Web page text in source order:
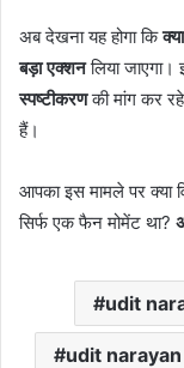
अब देखना यह होगा कि
बड़ा एक्शनलिया
स्पष्टीकरणकी मांग कर
हैं।
आपका इस मामले पर क्या
सिर्फ एक फैन मोमेंट था?
udit
udit